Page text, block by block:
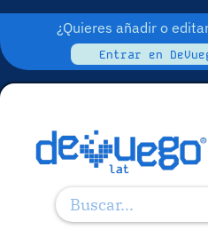
¿Quieres añadir o
Entrar en